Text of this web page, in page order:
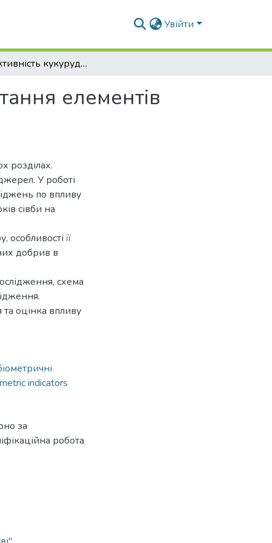
Увійти
Продуктивність кукурудзи на зерно за використання елементів точного землеробства
елементів
розділах.
У роботі
по впливу
сівби на
її
добрив в
схема
та оцінка впливу
indicators
за
робота